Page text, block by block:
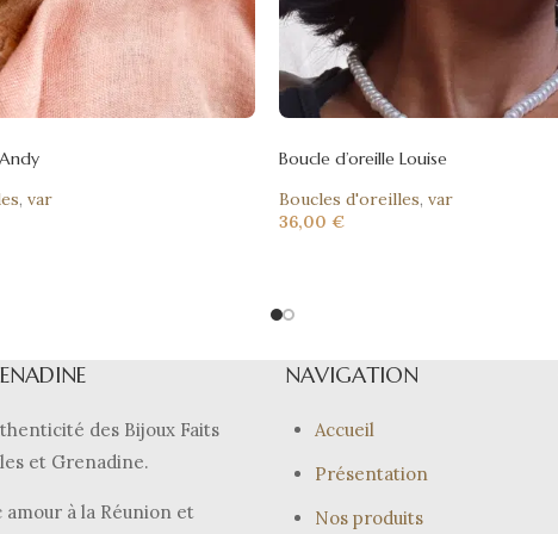
, var
Boucle d’oreille Louise
Boucles d'oreilles, var
36,00 €
des Bijoux Faits
et Grenadine.
amour à la Réunion et
NAVIGATION
Accueil
Présentation
Nos produits